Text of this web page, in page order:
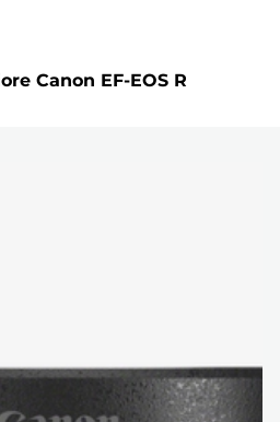
Canon EF-EOS R